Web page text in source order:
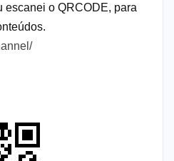
escanei o QRCODE, para